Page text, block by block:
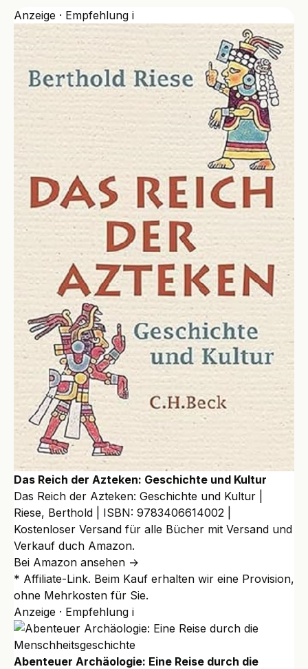
Anzeige · Empfehlung i
Das Reich der Azteken: Geschichte und Kultur
Das Reich der Azteken: Geschichte und Kultur |
Riese, Berthold | ISBN: 9783406614002 |
Kostenloser Versand für alle Bücher mit Versand und
Verkauf duch Amazon.
Bei Amazon ansehen →
* Affiliate-Link. Beim Kauf erhalten wir eine Provision,
ohne Mehrkosten für Sie.
Anzeige · Empfehlung i
Abenteuer Archäologie: Eine Reise durch die